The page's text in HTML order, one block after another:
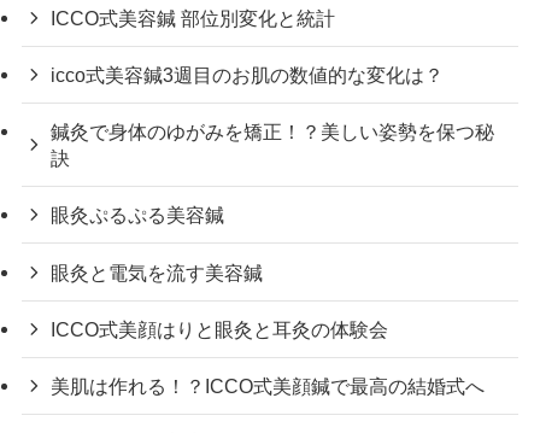
ICCO式美容鍼 部位別変化と統計
icco式美容鍼3週目のお肌の数値的な変化は？
鍼灸で身体のゆがみを矯正！？美しい姿勢を保つ秘
訣
眼灸ぷるぷる美容鍼
眼灸と電気を流す美容鍼
ICCO式美顔はりと眼灸と耳灸の体験会
美肌は作れる！？ICCO式美顔鍼で最高の結婚式へ